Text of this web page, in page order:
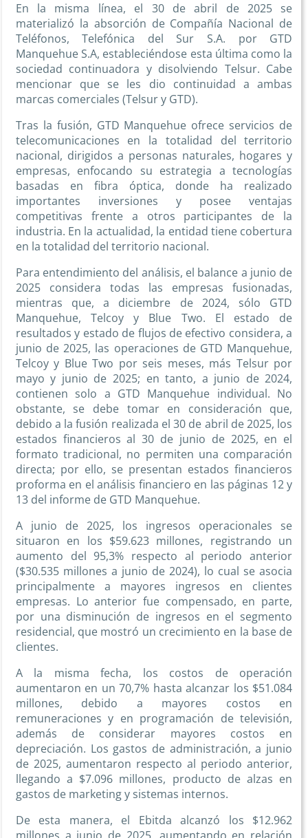
En la misma línea, el 30 de abril de 2025 se
materializó la absorción de Compañía Nacional de
Teléfonos, Telefónica del Sur S.A. por GTD
Manquehue S.A, estableciéndose esta última como la
sociedad continuadora y disolviendo Telsur. Cabe
mencionar que se les dio continuidad a ambas
marcas comerciales (Telsur y GTD).
Tras la fusión, GTD Manquehue ofrece servicios de
telecomunicaciones en la totalidad del territorio
nacional, dirigidos a personas naturales, hogares y
empresas, enfocando su estrategia a tecnologías
basadas en fibra óptica, donde ha realizado
importantes inversiones y posee ventajas
competitivas frente a otros participantes de la
industria. En la actualidad, la entidad tiene cobertura
en la totalidad del territorio nacional.
Para entendimiento del análisis, el balance a junio de
2025 considera todas las empresas fusionadas,
mientras que, a diciembre de 2024, sólo GTD
Manquehue, Telcoy y Blue Two. El estado de
resultados y estado de flujos de efectivo considera, a
junio de 2025, las operaciones de GTD Manquehue,
Telcoy y Blue Two por seis meses, más Telsur por
mayo y junio de 2025; en tanto, a junio de 2024,
contienen solo a GTD Manquehue individual. No
obstante, se debe tomar en consideración que,
debido a la fusión realizada el 30 de abril de 2025, los
estados financieros al 30 de junio de 2025, en el
formato tradicional, no permiten una comparación
directa; por ello, se presentan estados financieros
proforma en el análisis financiero en las páginas 12 y
13 del informe de GTD Manquehue.
A junio de 2025, los ingresos operacionales se
situaron en los $59.623 millones, registrando un
aumento del 95,3% respecto al periodo anterior
($30.535 millones a junio de 2024), lo cual se asocia
principalmente a mayores ingresos en clientes
empresas. Lo anterior fue compensado, en parte,
por una disminución de ingresos en el segmento
residencial, que mostró un crecimiento en la base de
clientes.
A la misma fecha, los costos de operación
aumentaron en un 70,7% hasta alcanzar los $51.084
millones, debido a mayores costos en
remuneraciones y en programación de televisión,
además de considerar mayores costos en
depreciación. Los gastos de administración, a junio
de 2025, aumentaron respecto al periodo anterior,
llegando a $7.096 millones, producto de alzas en
gastos de marketing y sistemas internos.
De esta manera, el Ebitda alcanzó los $12.962